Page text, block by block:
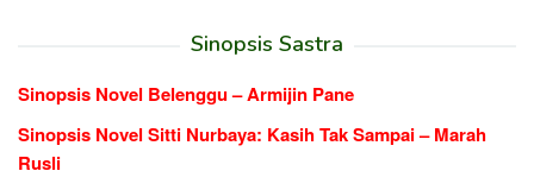
Sinopsis Sastra
Sinopsis Novel Belenggu – Armijin Pane
Sinopsis Novel Sitti Nurbaya: Kasih Tak Sampai – Marah
Rusli